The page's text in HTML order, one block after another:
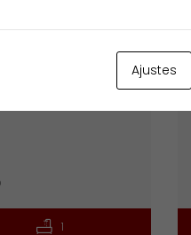
1
Ajustes